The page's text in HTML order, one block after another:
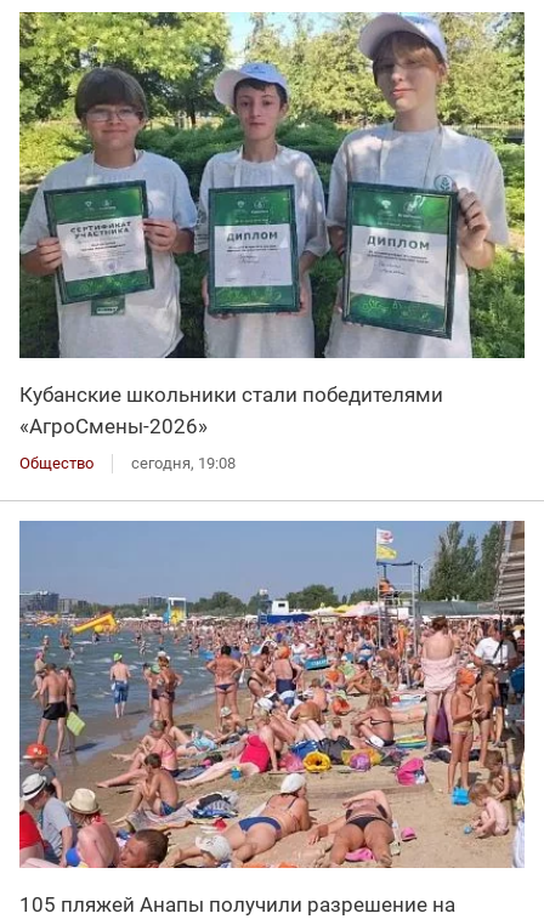
Кубанские школьники стали победителями
«АгроСмены-2026»
Общество сегодня, 19:08
105 пляжей Анапы получили разрешение на